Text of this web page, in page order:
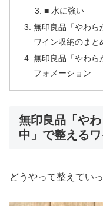
■ 水に強い
無印良品「やわら
ワイン収納のまと
無印良品「やわら
フォメーション
無印良品「や
中」で整える
どうやって整えてい